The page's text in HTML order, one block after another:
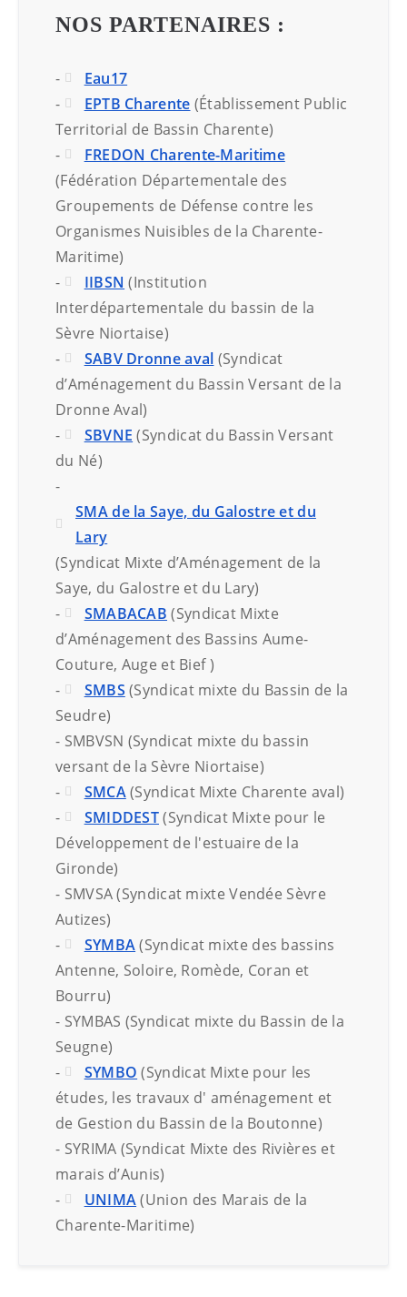
NOS PARTENAIRES :
-
Eau17
-
EPTB Charente (Établissement Public
Territorial de Bassin Charente)
-
FREDON Charente-Maritime
(Fédération Départementale des
Groupements de Défense contre les
Organismes Nuisibles de la Charente-
Maritime)
-
IIBSN (Institution
Interdépartementale du bassin de la
Sèvre Niortaise)
-
SABV Dronne aval (Syndicat
d’Aménagement du Bassin Versant de la
Dronne Aval)
-
SBVNE (Syndicat du Bassin Versant
du Né)
-
SMA de la Saye, du Galostre et du
Lary
(Syndicat Mixte d’Aménagement de la
Saye, du Galostre et du Lary)
-
SMABACAB (Syndicat Mixte
d’Aménagement des Bassins Aume-
Couture, Auge et Bief )
-
SMBS (Syndicat mixte du Bassin de la
Seudre)
- SMBVSN (Syndicat mixte du bassin
versant de la Sèvre Niortaise)
-
SMCA(Syndicat Mixte Charente aval)
-
SMIDDEST(Syndicat Mixte pour le
Développement de l'estuaire de la
Gironde)
- SMVSA (Syndicat mixte Vendée Sèvre
Autizes)
-
SYMBA(Syndicat mixte des bassins
Antenne, Soloire, Romède, Coran et
Bourru)
- SYMBAS (Syndicat mixte du Bassin de la
Seugne)
-
SYMBO (Syndicat Mixte pour les
études, les travaux d' aménagement et
de Gestion du Bassin de la Boutonne)
- SYRIMA (Syndicat Mixte des Rivières et
marais d’Aunis)
-
UNIMA(Union des Marais de la
Charente-Maritime)